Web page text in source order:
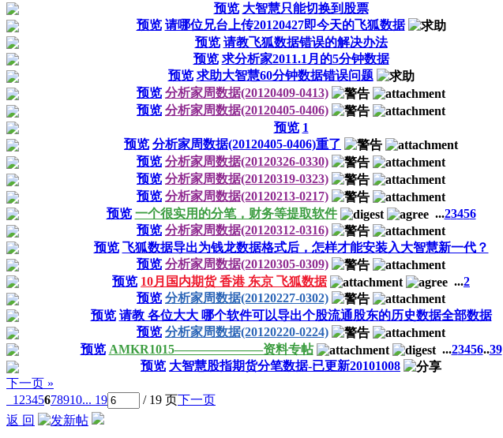
预览 大智慧只能切换到股票
预览 请哪位兄台上传20120427即今天的飞狐数据
预览 请教飞狐数据错误的解决办法
预览 求分析家2011.1月的5分钟数据
预览 求助大智慧60分钟数据错误问题
预览 分析家周数据(20120409-0413)
预览 分析家周数据(20120405-0406)
预览 1
预览 分析家周数据(20120405-0406)重了
预览 分析家周数据(20120326-0330)
预览 分析家周数据(20120319-0323)
预览 分析家周数据(20120213-0217)
预览 一个很实用的分笔，财务等提取软件 ...23456
预览 分析家周数据(20120312-0316)
预览 飞狐数据导出为钱龙数据格式后，怎样才能安装入大智慧新一代？
预览 分析家周数据(20120305-0309)
预览 10月国内期货 香港 东京 飞狐数据 ...2
预览 分析家周数据(20120227-0302)
预览 请教 各位大大 哪个软件可以导出个股流通股东的历史数据全部数据
预览 分析家周数据(20120220-0224)
预览 AMKR1015———————资料专帖 ...23456..39
预览 大智慧股指期货分笔数据-已更新20101008
下一页 »
1 2345678910... 19 / 19 页下一页
返 回